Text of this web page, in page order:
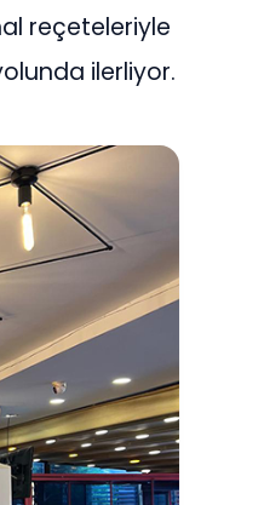
reçeteleriyle
ilerliyor.